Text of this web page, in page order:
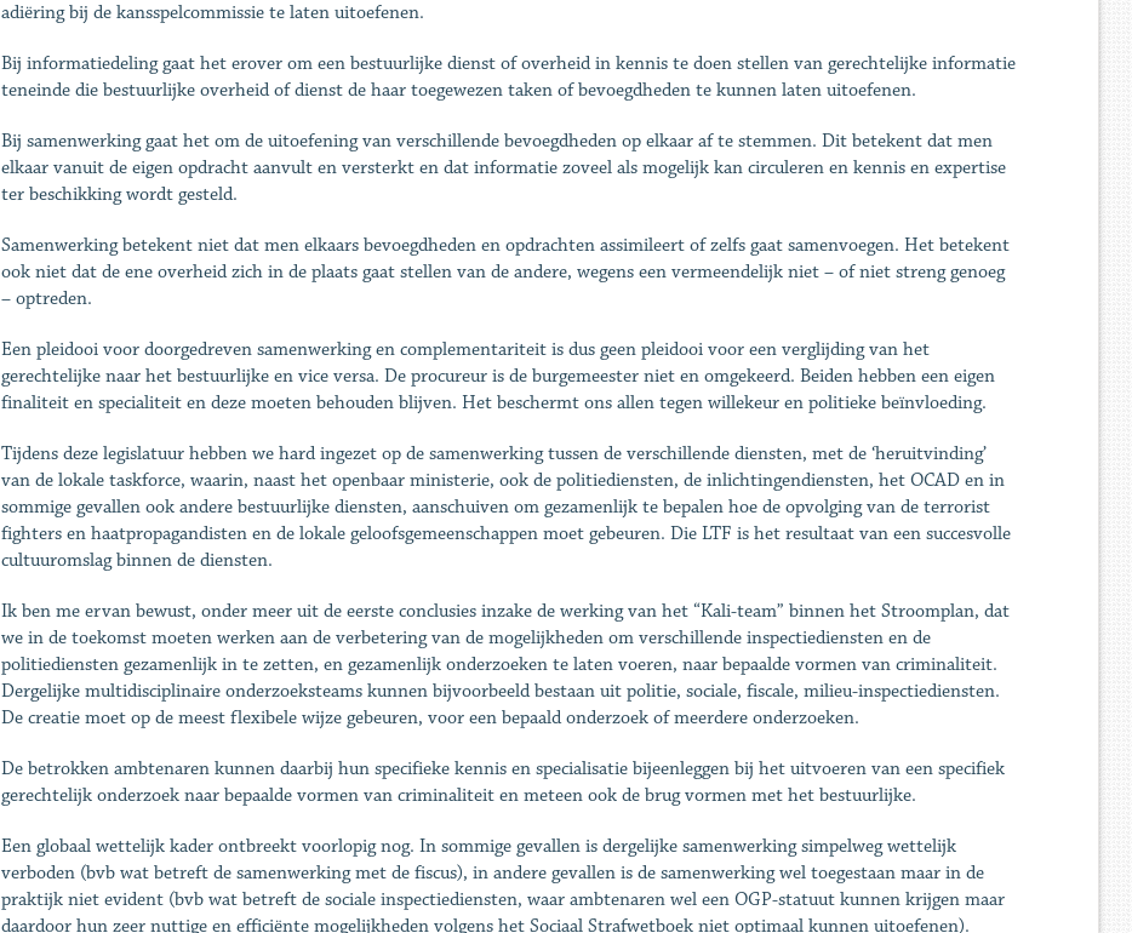
adiëring bij de kansspelcommissie te laten uitoefenen.
Bij informatiedeling gaat het erover om een bestuurlijke dienst of overheid in kennis te doen stellen van gerechtelijke informatie
teneinde die bestuurlijke overheid of dienst de haar toegewezen taken of bevoegdheden te kunnen laten uitoefenen.
Bij samenwerking gaat het om de uitoefening van verschillende bevoegdheden op elkaar af te stemmen. Dit betekent dat men
elkaar vanuit de eigen opdracht aanvult en versterkt en dat informatie zoveel als mogelijk kan circuleren en kennis en expertise
ter beschikking wordt gesteld.
Samenwerking betekent niet dat men elkaars bevoegdheden en opdrachten assimileert of zelfs gaat samenvoegen. Het betekent
ook niet dat de ene overheid zich in de plaats gaat stellen van de andere, wegens een vermeendelijk niet – of niet streng genoeg
– optreden.
Een pleidooi voor doorgedreven samenwerking en complementariteit is dus geen pleidooi voor een verglijding van het
gerechtelijke naar het bestuurlijke en vice versa. De procureur is de burgemeester niet en omgekeerd. Beiden hebben een eigen
finaliteit en specialiteit en deze moeten behouden blijven. Het beschermt ons allen tegen willekeur en politieke beïnvloeding.
Tijdens deze legislatuur hebben we hard ingezet op de samenwerking tussen de verschillende diensten, met de ‘heruitvinding’
van de lokale taskforce, waarin, naast het openbaar ministerie, ook de politiediensten, de inlichtingendiensten, het OCAD en in
sommige gevallen ook andere bestuurlijke diensten, aanschuiven om gezamenlijk te bepalen hoe de opvolging van de terrorist
fighters en haatpropagandisten en de lokale geloofsgemeenschappen moet gebeuren. Die LTF is het resultaat van een succesvolle
cultuuromslag binnen de diensten.
Ik ben me ervan bewust, onder meer uit de eerste conclusies inzake de werking van het “Kali-team” binnen het Stroomplan, dat
we in de toekomst moeten werken aan de verbetering van de mogelijkheden om verschillende inspectiediensten en de
politiediensten gezamenlijk in te zetten, en gezamenlijk onderzoeken te laten voeren, naar bepaalde vormen van criminaliteit.
Dergelijke multidisciplinaire onderzoeksteams kunnen bijvoorbeeld bestaan uit politie, sociale, fiscale, milieu-inspectiediensten.
De creatie moet op de meest flexibele wijze gebeuren, voor een bepaald onderzoek of meerdere onderzoeken.
De betrokken ambtenaren kunnen daarbij hun specifieke kennis en specialisatie bijeenleggen bij het uitvoeren van een specifiek
gerechtelijk onderzoek naar bepaalde vormen van criminaliteit en meteen ook de brug vormen met het bestuurlijke.
Een globaal wettelijk kader ontbreekt voorlopig nog. In sommige gevallen is dergelijke samenwerking simpelweg wettelijk
verboden (bvb wat betreft de samenwerking met de fiscus), in andere gevallen is de samenwerking wel toegestaan maar in de
praktijk niet evident (bvb wat betreft de sociale inspectiediensten, waar ambtenaren wel een OGP-statuut kunnen krijgen maar
daardoor hun zeer nuttige en efficiënte mogelijkheden volgens het Sociaal Strafwetboek niet optimaal kunnen uitoefenen).